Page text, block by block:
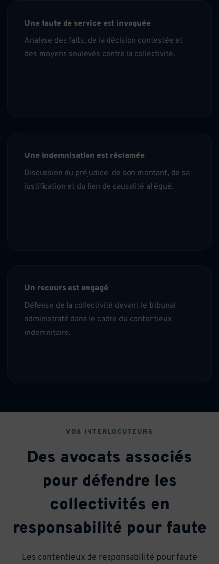
Une faute de service est invoquée
Analyse des faits, de la décision contestée et
des moyens soulevés contre la collectivité.
Une indemnisation est réclamée
Discussion du préjudice, de son montant, de sa
justification et du lien de causalité allégué.
Un recours est engagé
Défense de la collectivité devant le tribunal
administratif dans le cadre du contentieux
indemnitaire.
VOS INTERLOCUTEURS
Des avocats associés
pour défendre les
collectivités en
responsabilité pour faute
Les contentieux de responsabilité pour faute